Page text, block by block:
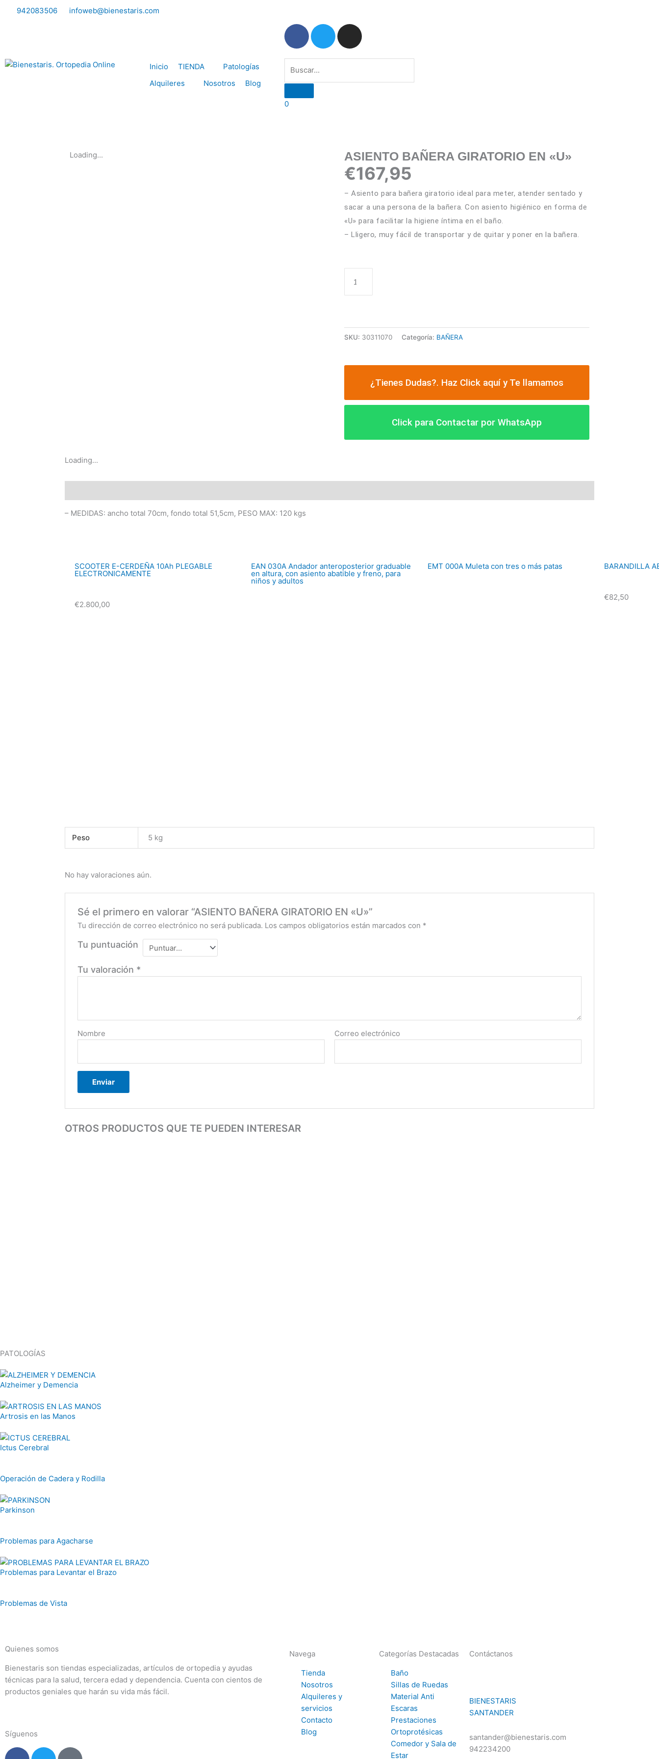
942083506 infoweb@bienestaris.com
F
e
b
o
T
w
t
I
a
Inicio TIENDA
Patologías
Alquileres
Nosotros Blog
0
Loading... ASIENTO BAÑERA GIRATORIO EN «U»
€167,95
– Asiento para bañera giratorio ideal para meter, atender sentado y
sacar a una persona de la bañera. Con asiento higiénico en forma de
«U» para facilitar la higiene íntima en el baño.
– Lligero, muy fácil de transportar y de quitar y poner en la bañera.
BAÑERA
GIRATORIO
SKU: 30311070 Categoría: BAÑERA
¿Tienes Dudas?. Haz Click aquí y Te llamamos
Click para Contactar por WhatsApp
Loading...
– MEDIDAS: ancho total 70cm, fondo total 51,5cm, PESO MAX: 120 kgs
SCOOTER E-CERDEÑA 10Ah PLEGABLE
ELECTRONICAMENTE
€2.800,00
EAN 030A Andador anteroposterior graduable
en altura, con asiento abatible y freno, para
niños y adultos
EMT 000A Muleta con tres o más patas BARANDILLA
€82,50
Peso 5 kg
No hay valoraciones aún.
Sé el primero en valorar “ASIENTO BAÑERA GIRATORIO EN «U»”
Tu dirección de correo electrónico no será publicada. Los campos obligatorios están marcados con *
Tu puntuación
Tu valoración *
Nombre Correo electrónico
OTROS PRODUCTOS QUE TE PUEDEN INTERESAR
PATOLOGÍAS
Alzheimer y Demencia
Artrosis en las Manos
Ictus Cerebral
Operación de Cadera y Rodilla
Parkinson
Problemas para Agacharse
Problemas para Levantar el Brazo
Problemas de Vista
Quienes somos
Bienestaris son tiendas especializadas, artículos de ortopedia y ayudas
técnicas para la salud, tercera edad y dependencia. Cuenta con cientos de
productos geniales que harán su vida más fácil.
Síguenos
F
T
I
Navega
Tienda
Nosotros
Alquileres y
servicios
Contacto
Blog
Categorías Destacadas
Baño
Sillas de Ruedas
Material Anti
Escaras
Prestaciones
Ortoprotésicas
Comedor y Sala de
Estar
Contáctanos
BIENESTARIS
SANTANDER
santander@bienestaris.com
942234200